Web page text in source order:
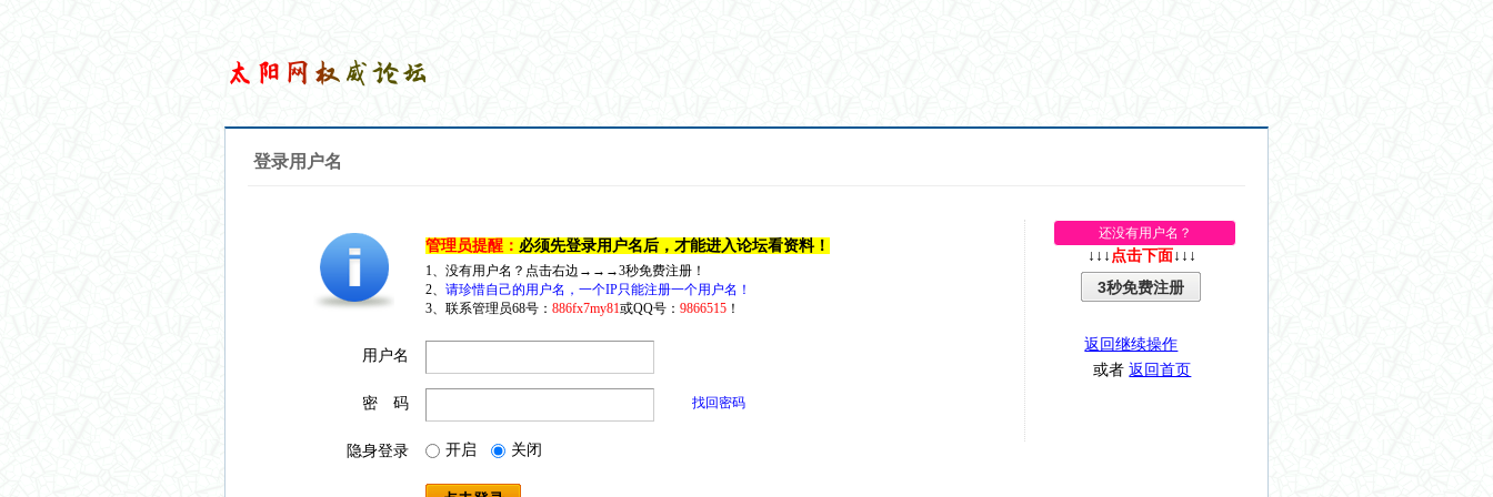
登录用户名
管理员提醒： 必须先登录用户名后，才能进入论坛看资料！
1、没有用户名？点击右边→→→3秒免费注册！
2、 请珍惜自己的用户名，一个IP只能注册一个用户名！
3、联系管理员68号： 886fx7my81或QQ号： 9866515！
用户名
密 码 找回密码
隐身登录 开启 关闭
还没有用户名？
↓↓↓ 点击下面 ↓↓↓
3秒免费注册
返回继续操作
或者返回首页